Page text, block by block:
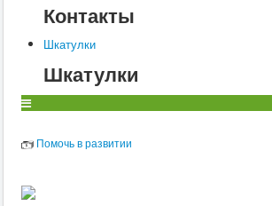
Контакты
Шкатулки
Шкатулки
Помочь в развитии